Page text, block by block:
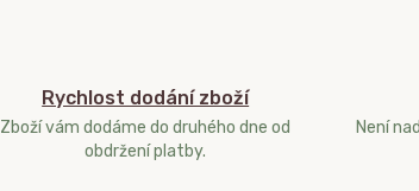
Rychlost dodání zboží
Zboží vám dodáme do druhého dne od
obdržení platby.
Není